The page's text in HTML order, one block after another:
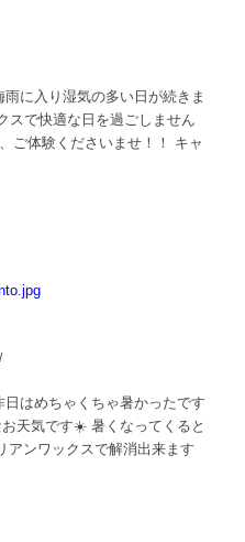
に入り湿気の多い日が続きま
スで快適な日を過ごしません
ご体験くださいませ！！ キャ
/
はめちゃくちゃ暑かったです
天気です☀️ 暑くなってくると
アンワックスで解消出来ます